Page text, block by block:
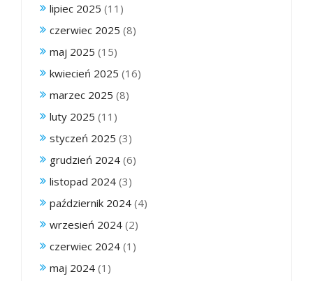
lipiec 2025 (11)
czerwiec 2025 (8)
maj 2025 (15)
kwiecień 2025 (16)
marzec 2025 (8)
luty 2025 (11)
styczeń 2025 (3)
grudzień 2024 (6)
listopad 2024 (3)
październik 2024 (4)
wrzesień 2024 (2)
czerwiec 2024 (1)
maj 2024 (1)